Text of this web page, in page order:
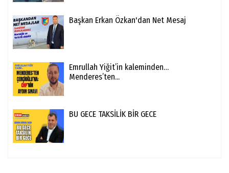
Başkan Erkan Özkan'dan Net Mesaj
Emrullah Yiğit’in kaleminden…
Menderes’ten...
BU GECE TAKSİLİK BİR GECE